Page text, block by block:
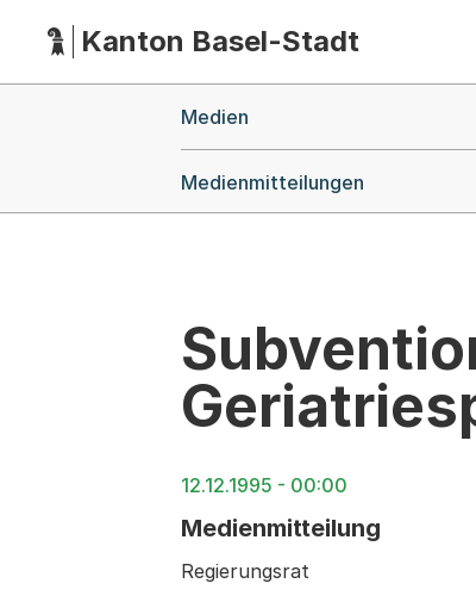
HauptnavigationKanton Basel-Stadt
Medien
Medienmitteilungen
12.12.1995 - 00:00
Medienmitteilung
Regierungsrat